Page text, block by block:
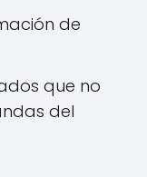
de
que no
del